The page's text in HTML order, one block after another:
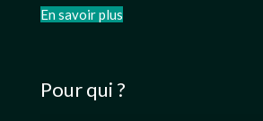
En savoir plus
Pour qui ?